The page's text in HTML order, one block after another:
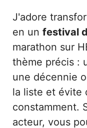
J'adore
en un festival
marathon sur
thème précis :
une décennie
la liste et évite
constamment.
acteur, vous